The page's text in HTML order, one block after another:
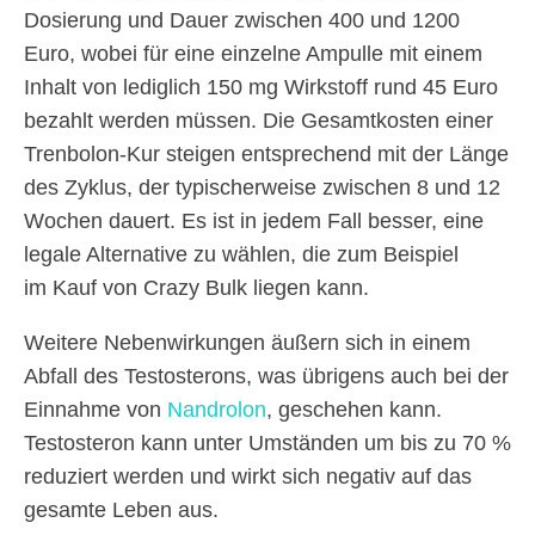
Dosierung und Dauer zwischen 400 und 1200
Euro, wobei für eine einzelne Ampulle mit einem
Inhalt von lediglich 150 mg Wirkstoff rund 45 Euro
bezahlt werden müssen. Die Gesamtkosten einer
Trenbolon-Kur steigen entsprechend mit der Länge
des Zyklus, der typischerweise zwischen 8 und 12
Wochen dauert. Es ist in jedem Fall besser, eine
legale Alternative zu wählen, die zum Beispiel
im Kauf von Crazy Bulk liegen kann.
Weitere Nebenwirkungen äußern sich in einem
Abfall des Testosterons, was übrigens auch bei der
Einnahme von Nandrolon, geschehen kann.
Testosteron kann unter Umständen um bis zu 70 %
reduziert werden und wirkt sich negativ auf das
gesamte Leben aus.